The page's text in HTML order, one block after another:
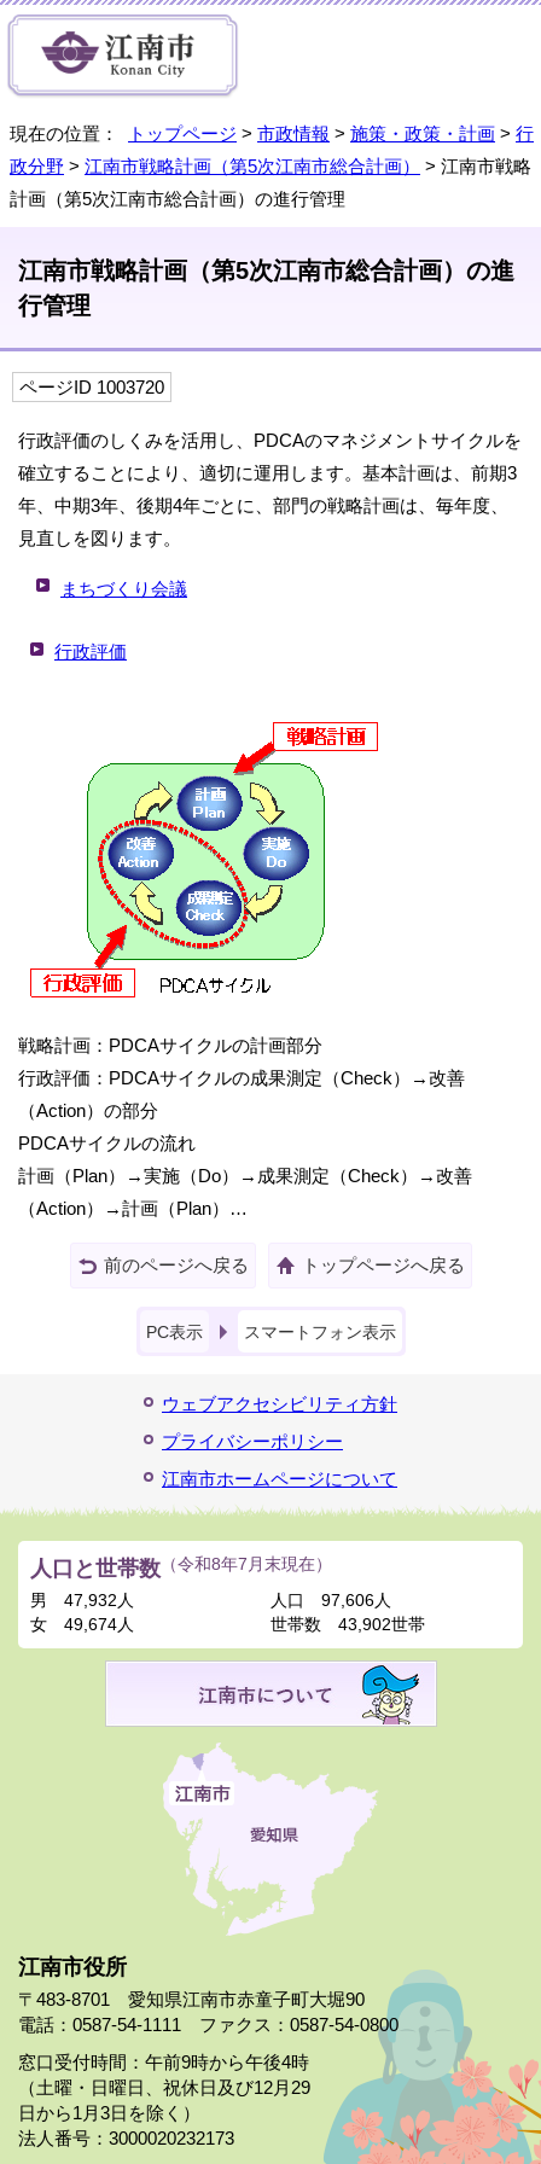
現在の位置： トップページ > 市政情報 > 施策・政策・計画 > 行
政分野 > 江南市戦略計画（第5次江南市総合計画）
> 江南市戦略
計画（第5次江南市総合計画）の進行管理
江南市戦略計画（第5次江南市総合計画）の進
行管理
ページID 1003720
行政評価のしくみを活用し、PDCAのマネジメントサイクルを
確立することにより、適切に運用します。基本計画は、前期3
年、中期3年、後期4年ごとに、部門の戦略計画は、毎年度、
見直しを図ります。
まちづくり会議
行政評価
戦略計画：PDCAサイクルの計画部分
行政評価：PDCAサイクルの成果測定（Check）→改善
（Action）の部分
PDCAサイクルの流れ
計画（Plan）→実施（Do）→成果測定（Check）→改善
（Action）→計画（Plan）…
前のページへ戻る トップページへ戻る
PC表示 スマートフォン表示
ウェブアクセシビリティ方針
プライバシーポリシー
江南市ホームページについて
江南市役所
〒483-8701 愛知県江南市赤童子町大堀90
電話：0587-54-1111 ファクス：0587-54-0800
窓口受付時間：午前9時から午後4時
（土曜・日曜日、祝休日及び12月29
日から1月3日を除く）
法人番号：3000020232173
人口と世帯数 （令和8年7月末現在）
男
47,932人
女
49,674人
人口
97,606人
世帯数
43,902世帯